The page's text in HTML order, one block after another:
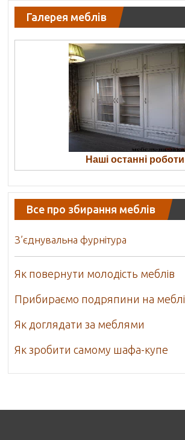
Галерея меблів
Наші останні роботи
Все про збирання меблів
З’єднувальна фурнітура
Як повернути молодість меблів
Прибираємо подряпини на меблі
Як доглядати за меблями
Як зробити самому шафа-купе